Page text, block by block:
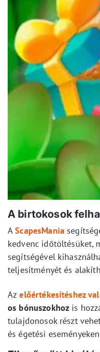
A birtokosok
AScapesMania
kedvenc időtöltésüket,
segítségével
teljesítményét és
Az előértékesítéshez
os bónuszokhoz is
tulajdonosok részt
és égetési